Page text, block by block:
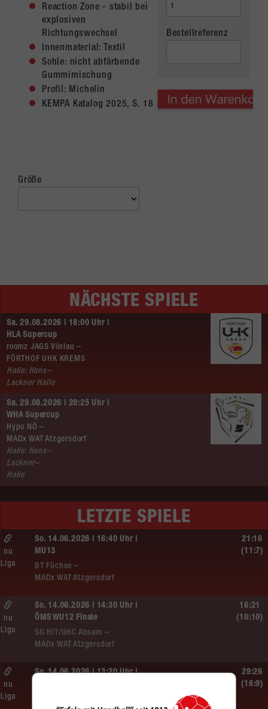
Reaction Zone - stabil bei
explosiven
Richtungswechsel
Innenmaterial: Textil
Sohle: nicht abfärbende
Gummimischung
Profil: Michelin
KEMPA Katalog 2025, S. 18
Größe
Bestellreferenz
NÄCHSTE SPIELE
Sa. 29.08.2026 | 18:00 Uhr |
HLA Supercup
roomz JAGS Vöslau –
FÖRTHOF UHK KREMS
Halle: Hans–
Lackner Halle
Sa. 29.08.2026 | 20:25 Uhr |
WHA Supercup
Hypo NÖ –
MADx WAT Atzgersdorf
Halle: Hans–
Lackner–
Halle
LETZTE SPIELE
So. 14.06.2026 | 16:40 Uhr |
MU13
BT Füchse –
MADx WAT Atzgersdorf
nu
Liga
21:16
(11:7)
So. 14.06.2026 | 14:30 Uhr |
ÖMS WU12 Finale
SG HIT/UHC Absam –
MADx WAT Atzgersdorf
nu
Liga
16:21
(10:10)
So. 14.06.2026 | 13:20 Uhr |
nu
Liga
29:26
(16:9)